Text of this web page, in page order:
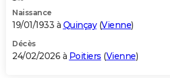
Naissance
19/01/1933 à Quinçay(Vienne)
Décès
24/02/2026 à Poitiers (Vienne)